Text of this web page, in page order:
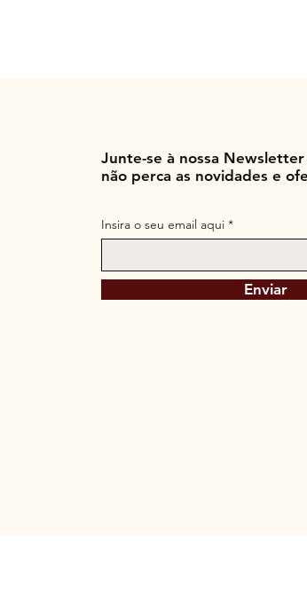
Junte-se à nossa Newsletter
não perca as novidades e
Insira o seu email aqui
Enviar